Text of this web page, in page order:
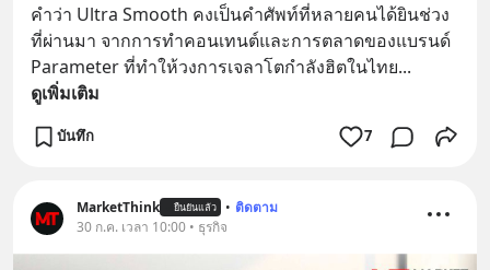
คำว่า Ultra Smooth คงเป็นคำศัพท์ที่หลายคนได้ยินช่วง
ที่ผ่านมา จากการทำคอนเทนต์และการตลาดของแบรนด์
Parameter ที่ทำให้วงการเจลาโตกำลังฮิตในไทย...
ดูเพิ่มเติม
บันทึก 7
MarketThink ยืนยันแล้ว • ติดตาม
30 ก.ค. เวลา 10:00 • ธุรกิจ